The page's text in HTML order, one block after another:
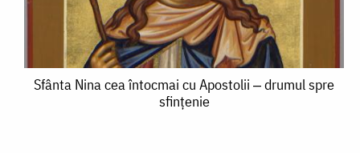
Sfânta
Sfânta Nina cea întocmai cu Apostolii ‒ drumul spre
sfințenie